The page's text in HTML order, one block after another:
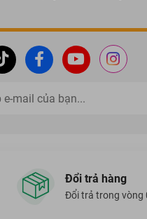
Đổi trả hàng
Đổi trả trong vòng